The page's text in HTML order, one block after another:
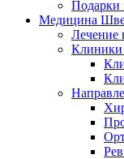
Подарки
Медицина
Лечение